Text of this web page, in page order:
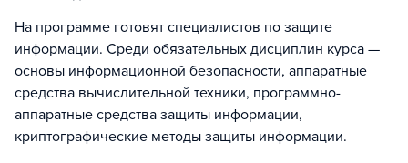
На программе готовят специалистов по защите
информации. Среди обязательных дисциплин курса —
основы информационной безопасности, аппаратные
средства вычислительной техники, программно-
аппаратные средства защиты информации,
криптографические методы защиты информации.